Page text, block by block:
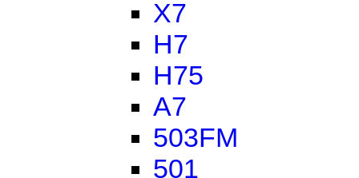
X7
H7
H75
A7
503FM
501